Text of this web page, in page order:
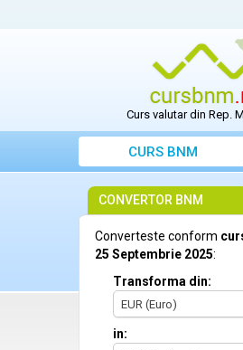
Curs valutar din Rep.
CURS BNM
CONVERTOR BNM
Converteste conform
25 Septembrie 2025:
Transforma din:
EUR (Euro)
in: